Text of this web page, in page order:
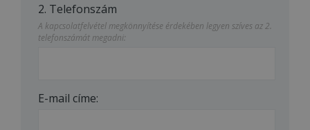
2. Telefonszám
A kapcsolatfelvétel megkönnyítése érdekében legyen szíves az 2.
telefonszámát megadni:
E-mail címe: